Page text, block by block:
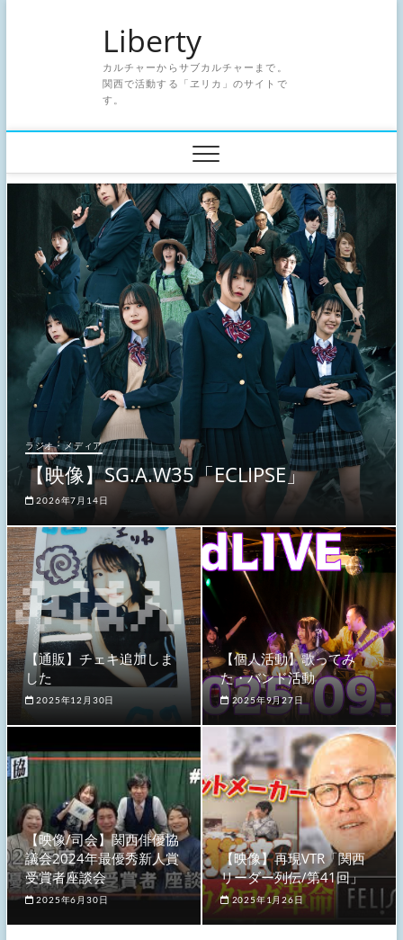
Liberty
カルチャーからサブカルチャーまで。
関西で活動する「ヱリカ」のサイトで
す。
ラジオ・メディア
【映像】SG.A.W35「ECLIPSE」
2026年7月14日
【通販】チェキ追加しま
した
2025年12月30日
【個人活動】歌ってみ
た・バンド活動
2025年9月27日
【映像/司会】関西俳優協
議会2024年最優秀新人賞
受賞者座談会
2025年6月30日
【映像】再現VTR「関西
リーダー列伝/第41回」
2025年1月26日